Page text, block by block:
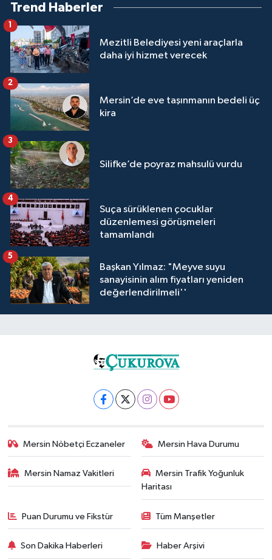
Trend Haberler
Mezitli Belediyesi yeni araçlarla
daha iyi hizmet verecek
1
Mersin’de eve taşınmanın bedeli üç
kira
2
Silifke’de poyraz mahsulü vurdu
3
Suça sürüklenen çocuklar
düzenlemesi görüşmeleri
tamamlandı
4
Başkan Yılmaz: "Meyve suyu
sanayisinin alım fiyatları yeniden
değerlendirilmeli''
5
Mersin Nöbetçi Eczaneler Mersin Hava Durumu
Mersin Namaz Vakitleri
Mersin Trafik Yoğunluk
Haritası
Puan Durumu ve Fikstür Tüm Manşetler
Son Dakika Haberleri Haber Arşivi